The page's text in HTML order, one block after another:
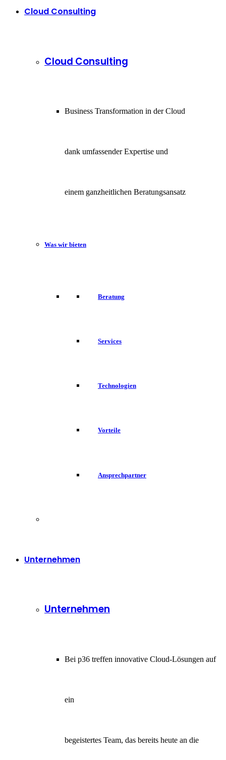
Cloud Consulting
Cloud Consulting
Business Transformation in der Cloud
dank umfassender Expertise und
einem ganzheitlichen Beratungsansatz
Was wir bieten
Beratung
Services
Technologien
Vorteile
Ansprechpartner
Unternehmen
Unternehmen
Bei p36 treffen innovative Cloud-Lösungen auf
ein
begeistertes Team, das bereits heute an die